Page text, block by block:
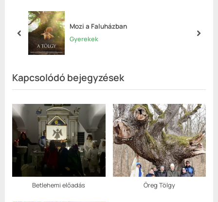
s
t
Mozi a Faluházban
Gyerekek
prev next
Kapcsolódó bejegyzések
Betlehemi előadás Öreg Tölgy